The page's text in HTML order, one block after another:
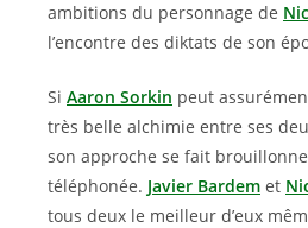
ambitions du personnage de
l’encontre des diktats de son
Si Aaron Sorkin peut
très belle alchimie entre ses
son approche se fait
téléphonée. Javier Bardem et
tous deux le meilleur d’eux